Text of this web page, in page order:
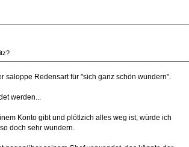
saloppe Redensart für "sich ganz schön wundern".
werden...
Konto gibt und plötlzich alles weg ist, würde ich
doch sehr wundern.